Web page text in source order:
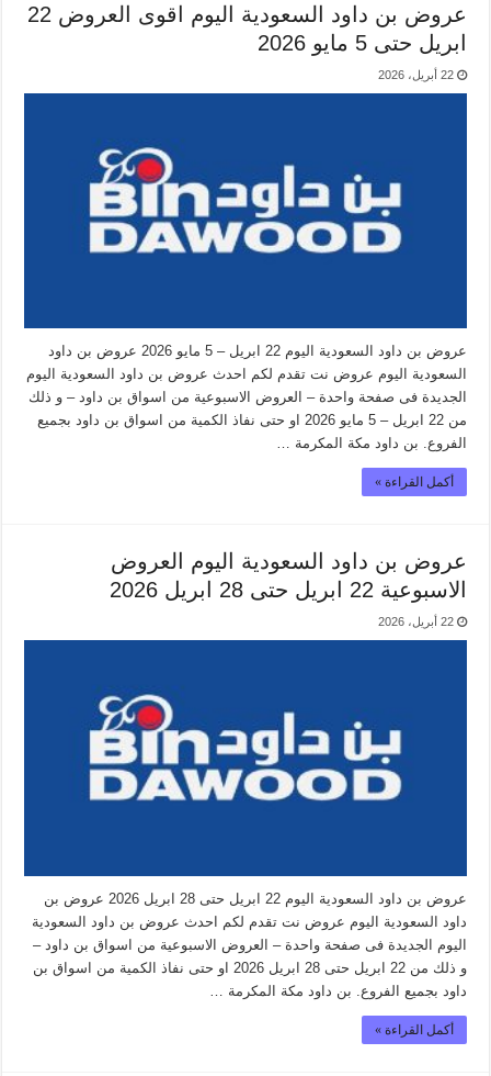
عروض بن داود السعودية اليوم اقوى العروض 22
ابريل حتى 5 مايو 2026
22 أبريل، 2026
عروض بن داود السعودية اليوم 22 ابريل – 5 مايو 2026 عروض بن داود
السعودية اليوم عروض نت تقدم لكم احدث عروض بن داود السعودية اليوم
الجديدة فى صفحة واحدة – العروض الاسبوعية من اسواق بن داود – و ذلك
من 22 ابريل – 5 مايو 2026 او حتى نفاذ الكمية من اسواق بن داود بجميع
الفروع. بن داود مكة المكرمة …
أكمل القراءة »
عروض بن داود السعودية اليوم العروض
الاسبوعية 22 ابريل حتى 28 ابريل 2026
22 أبريل، 2026
عروض بن داود السعودية اليوم 22 ابريل حتى 28 ابريل 2026 عروض بن
داود السعودية اليوم عروض نت تقدم لكم احدث عروض بن داود السعودية
اليوم الجديدة فى صفحة واحدة – العروض الاسبوعية من اسواق بن داود –
و ذلك من 22 ابريل حتى 28 ابريل 2026 او حتى نفاذ الكمية من اسواق بن
داود بجميع الفروع. بن داود مكة المكرمة …
أكمل القراءة »